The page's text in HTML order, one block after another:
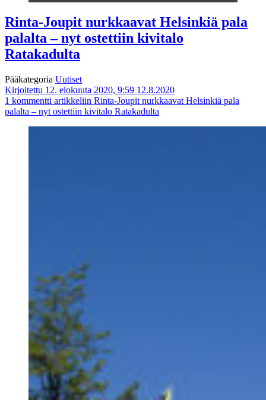
Rinta-Joupit nurkkaavat Helsinkiä pala
palalta – nyt ostettiin kivitalo
Ratakadulta
Pääkategoria Uutiset
Kirjoitettu 12. elokuuta 2020, 9:59 12.8.2020
1 kommentti artikkeliin Rinta-Joupit nurkkaavat Helsinkiä pala
palalta – nyt ostettiin kivitalo Ratakadulta